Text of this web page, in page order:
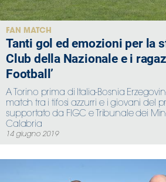
FAN MATCH
Tanti gol ed emozioni per la
Club della Nazionale e i
Football’
A Torino prima di Italia-Bosnia
match tra i tifosi azzurri e i giovani del
supportato da FIGC e Tribunale dei
Calabria
14 giugno 2019